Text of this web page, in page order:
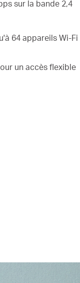
sur la bande 2,4
64 appareilsWi-Fi
un accès flexible